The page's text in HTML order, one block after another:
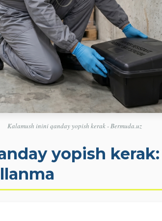
Kalamush inini qanday yopish kerak - Bermuda.uz
yopish